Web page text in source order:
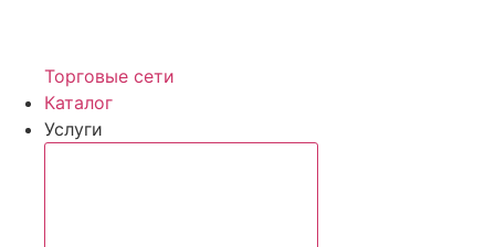
Торговые сети
Каталог
Услуги